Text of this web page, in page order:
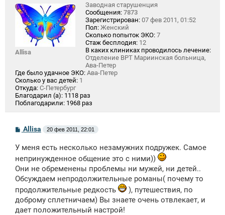
Allisa
Заводная старушенция
Сообщения: 7873
Зарегистрирован: 07 фев 2011, 01:52
Пол: Женский
Сколько попыток ЭКО: 7
Стаж бесплодия: 12
В каких клиниках проводилось лечение:
Отделение ВРТ Мариинская больница,
Ава-Петер
Где было удачное ЭКО: Ава-Петер
Сколько у вас детей: 1
Откуда: С-Петербург
Благодарил (а): 1118 раз
Поблагодарили: 1968 раз
С
о
б
щ
е
н
и
Allisa 20 фев 2011, 22:01
У меня есть несколько незамужних подружек. Самое
непринужденное общение это с ними))
Они не обременены проблемы ни мужей, ни детей..
Обсуждаем непродолжительные романы( почему то
продолжительные редкость
), путешествия, по
доброму сплетничаем) Вы знаете очень отвлекает, и
дает положительный настрой!